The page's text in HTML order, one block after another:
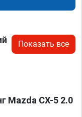
Показать все
Mazda CX-5 2.0